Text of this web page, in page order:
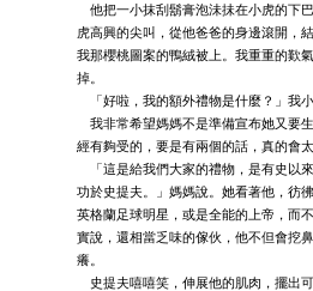
他把一小抹刮鬍膏泡沬抺在小虎的下
虎高興的尖叫，從他爸爸的身邊滾開，
我那櫻桃圖案的鴨絨被上。我重重的歎
掉。
「好啦，我的額外禮物是什麼？」我小
我非常希望媽媽不是準備宣布她又要
經有夠受的，要是有兩個的話，真的會太
「這是給我們大家的禮物，是有史以
功於史提夫。」媽媽說。她看著他，彷
英格蘭足球明星，或是全能的上帝，而
實說，還相當乏味的傢伙，他不但會挖
癢。
史提夫嘻嘻笑，伸展他的肌肉，擺出可